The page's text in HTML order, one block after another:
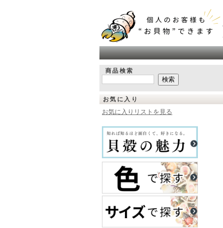
商品検索
お気に入り
お気に入りリストを見る